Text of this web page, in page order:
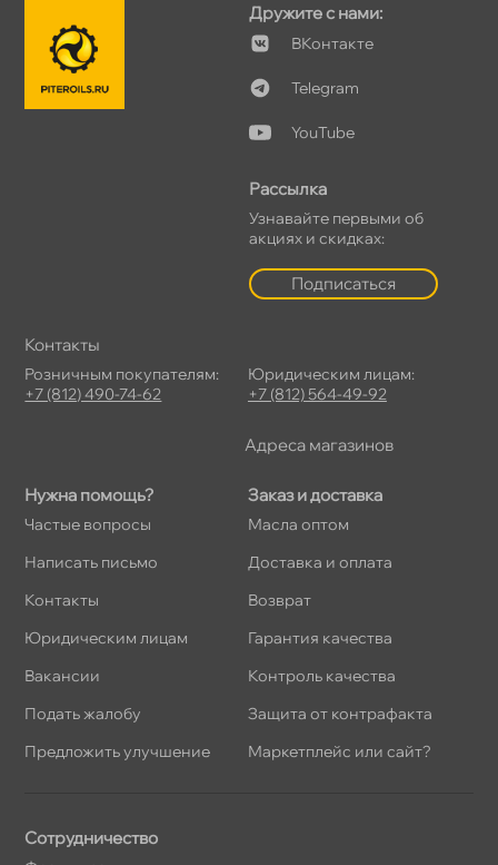
Нужна помощь?
Частые вопросы
Написать письмо
Контакты
Юридическим лицам
акансии
Подать жалобу
Предложить улучшение
Заказ и доставка
Масла оптом
Доставка и оплата
озврат
Гарантия качества
Контроль качества
Защита от контрафакта
Маркетплейс или сайт?
Дружите с нами:
Контакте
Telegram
YouTube
Рассылка
Узнавайте первыми о
акциях и скидках:
Подписаться
Сотрудничество
Контакты
Розничным покупателям:
+7 (812) 490-74-62
Юридическим лицам:
+7 (812) 564-49-92
Адреса магазино